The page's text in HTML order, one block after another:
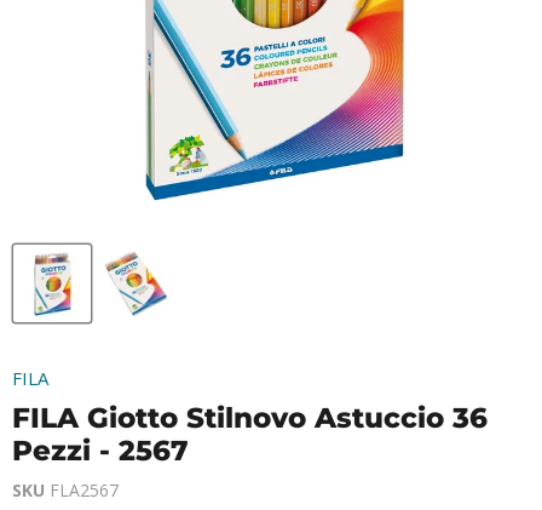
FILA
FILA Giotto Stilnovo Astuccio 36
Pezzi - 2567
SKU FLA2567